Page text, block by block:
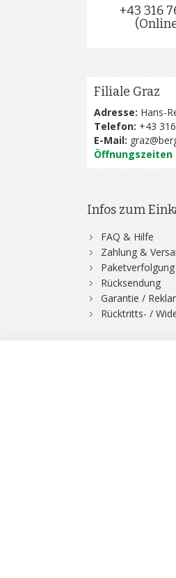
+43 316
Filiale Graz
Adresse: Hans-
Telefon: +43
E-Mail:
Öffnungszeiten
Infos zum
FAQ & Hilfe
Zahlung &
Paketverfolgung
Rücksendung
Garantie /
Rücktritts- /